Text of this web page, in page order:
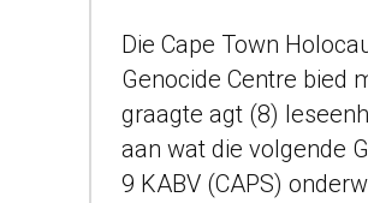
Die Cape Town
Genocide Centre bied
graagte agt (8)
aan wat die volgende
9 KABV (CAPS)